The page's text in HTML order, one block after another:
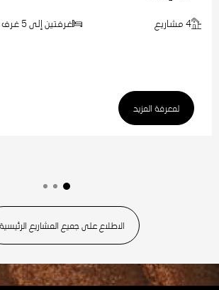
الاطلاع على جميع المشاريع الرئيسية
4 مشاريع غرفتين إلى 5 غرف نوم
لمعرفة المزيد